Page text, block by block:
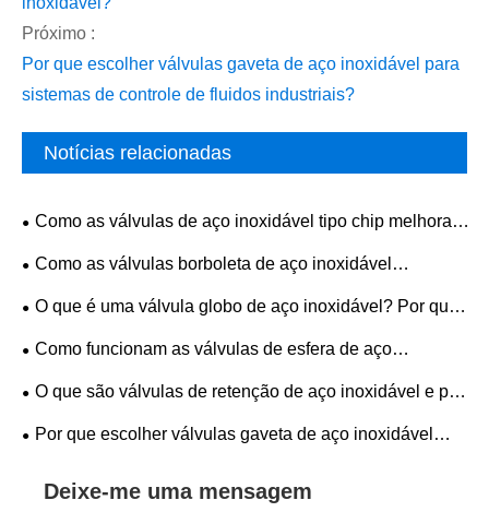
Próximo :
Por que escolher válvulas gaveta de aço inoxidável para
sistemas de controle de fluidos industriais?
Notícias relacionadas
Como as válvulas de aço inoxidável tipo chip melhoram
a confiabilidade do controle de fluxo em sistemas
Como as válvulas borboleta de aço inoxidável
melhoram a eficiência industrial?
O que é uma válvula globo de aço inoxidável? Por que
é um dos tipos de válvulas industriais mais utilizados?
Como funcionam as válvulas de esfera de aço
inoxidável?
O que são válvulas de retenção de aço inoxidável e por
que são essenciais em sistemas industriais modernos?
Por que escolher válvulas gaveta de aço inoxidável
Deixe-me uma mensagem